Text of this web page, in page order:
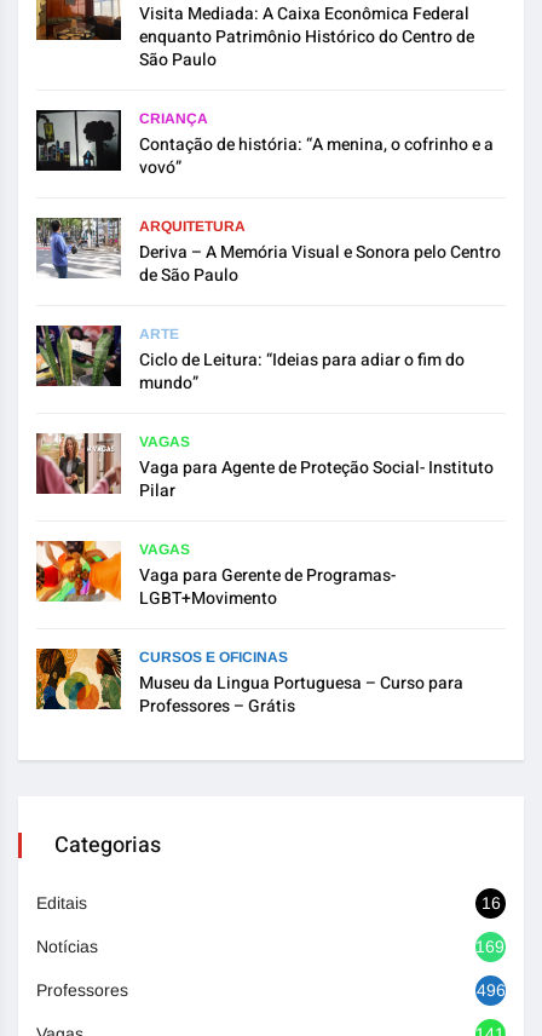
Visita Mediada: A Caixa Econômica Federal
enquanto Patrimônio Histórico do Centro de
São Paulo
CRIANÇA
Contação de história: “A menina, o cofrinho e a
vovó”
ARQUITETURA
Deriva – A Memória Visual e Sonora pelo Centro
de São Paulo
ARTE
Ciclo de Leitura: “Ideias para adiar o fim do
mundo”
VAGAS
Vaga para Agente de Proteção Social- Instituto
Pilar
VAGAS
Vaga para Gerente de Programas-
LGBT+Movimento
CURSOS E OFICINAS
Museu da Lingua Portuguesa – Curso para
Professores – Grátis
Categorias
Editais 16
Notícias 1692
Professores 496